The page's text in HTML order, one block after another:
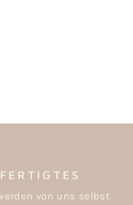
von uns selbst